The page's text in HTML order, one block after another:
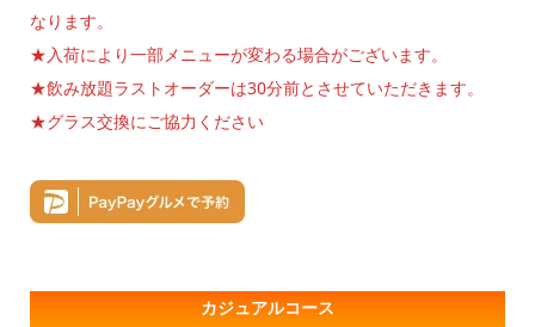
なります。
★入荷により一部メニューが変わる場合がございます。
★飲み放題ラストオーダーは30分前とさせていただきます。
★グラス交換にご協力ください
カジュアルコース